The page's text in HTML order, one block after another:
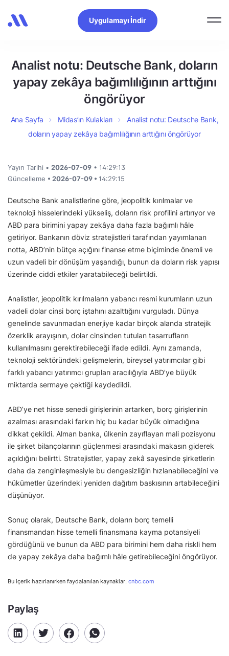
Uygulamayı İndir
Analist notu: Deutsche Bank, doların
yapay zekâya bağımlılığının arttığını
öngörüyor
Ana Sayfa Midas’ın Kulakları
Analist notu: Deutsche Bank,
doların yapay zekâya bağımlılığının arttığını öngörüyor
Yayın Tarihi • 2026-07-09 • 14:29:13
Güncelleme • 2026-07-09 • 14:29:15
Deutsche Bank analistlerine göre, jeopolitik kırılmalar ve
teknoloji hisselerindeki yükseliş, doların risk profilini artırıyor ve
ABD para birimini yapay zekâya daha fazla bağımlı hâle
getiriyor. Bankanın döviz stratejistleri tarafından yayımlanan
notta, ABD’nin bütçe açığını finanse etme biçiminde önemli ve
uzun vadeli bir dönüşüm yaşandığı, bunun da doların risk yapısı
üzerinde ciddi etkiler yaratabileceği belirtildi.
Analistler, jeopolitik kırılmaların yabancı resmi kurumların uzun
vadeli dolar cinsi borç iştahını azalttığını vurguladı. Dünya
genelinde savunmadan enerjiye kadar birçok alanda stratejik
özerklik arayışının, dolar cinsinden tutulan tasarrufların
kullanılmasını gerektirebileceği ifade edildi. Aynı zamanda,
teknoloji sektöründeki gelişmelerin, bireysel yatırımcılar gibi
farklı yabancı yatırımcı grupları aracılığıyla ABD’ye büyük
miktarda sermaye çektiği kaydedildi.
ABD’ye net hisse senedi girişlerinin artarken, borç girişlerinin
azalması arasındaki farkın hiç bu kadar büyük olmadığına
dikkat çekildi. Alman banka, ülkenin zayıflayan mali pozisyonu
ile şirket bilançolarının güçlenmesi arasındaki makasın giderek
açıldığını belirtti. Stratejistler, yapay zekâ sayesinde şirketlerin
daha da zenginleşmesiyle bu dengesizliğin hızlanabileceğini ve
hükümetler üzerindeki yeniden dağıtım baskısının artabileceğini
düşünüyor.
Sonuç olarak, Deutsche Bank, doların borç temelli
finansmandan hisse temelli finansmana kayma potansiyeli
gördüğünü ve bunun da ABD para birimini hem daha riskli hem
de yapay zekâya daha bağımlı hâle getirebileceğini öngörüyor.
Bu içerik hazırlanırken faydalanılan kaynaklar: cnbc.com
Paylaş